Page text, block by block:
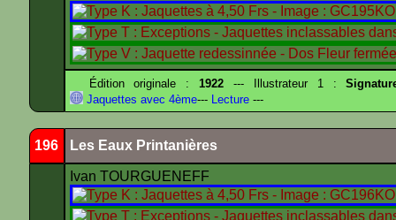
Édition originale :1922 --- Illustrateur 1 :
Jaquettes avec 4ème--- Lecture ---
196 Les Eaux Printanières
Ivan TOURGUENEFF